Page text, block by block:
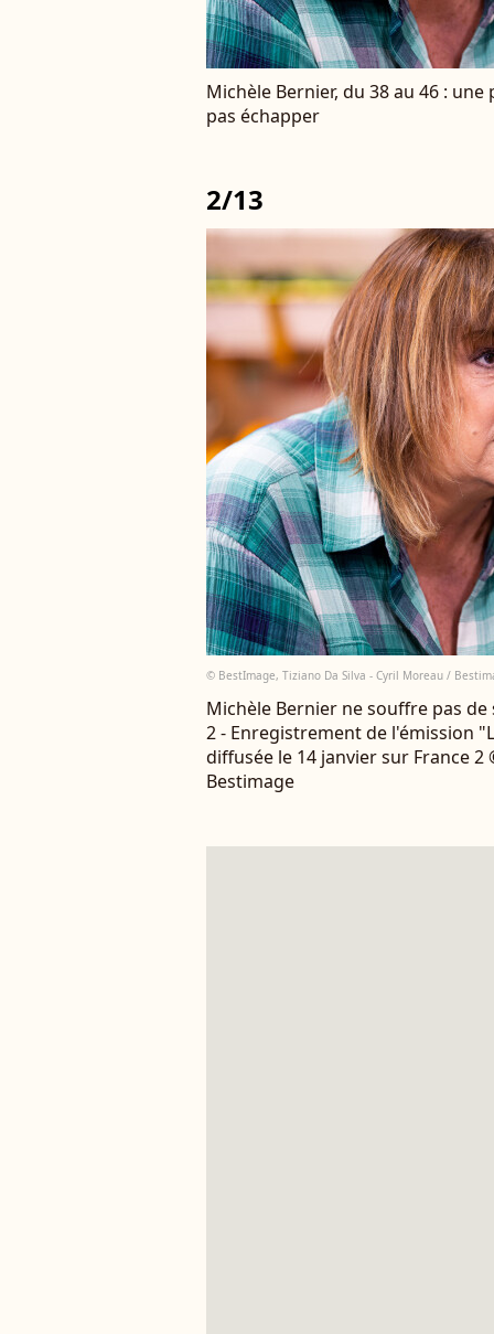
Michèle Bernier, du 38 au 46 :
pas échapper
2/13
© BestImage, Tiziano Da Silva - Cyril Moreau /
Michèle Bernier ne souffre pas
2 - Enregistrement de l'émission
diffusée le 14 janvier sur France
Bestimage